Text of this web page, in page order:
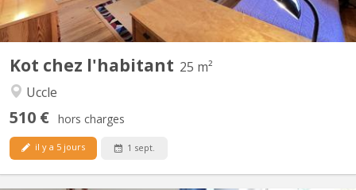
Kot chez l'habitant 25 m²
Uccle
510 € hors charges
il y a 5 jours 1 sept.